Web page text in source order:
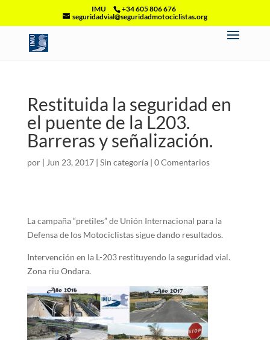
IMU
+34 605 806 676
seguridadvial@seguridadmotociclistas.org
Restituida la seguridad en
el puente de la L203.
Barreras y señalización.
por | Jun 23, 2017| Sin categoría| 0 Comentarios
La campaña “pretiles” de Unión Internacional para la
Defensa de los Motociclistas sigue dando resultados.
Intervención en la L-203 restituyendo la seguridad vial.
Zona riu Ondara.